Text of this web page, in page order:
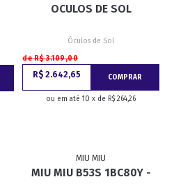
OCULOS DE SOL
Óculos de Sol
de R$ 3.109,00
R$ 2.642,65 COMPRAR
ou em até 10 x de R$ 264,26
MIU MIU
MIU MIU B53S 1BC80Y -